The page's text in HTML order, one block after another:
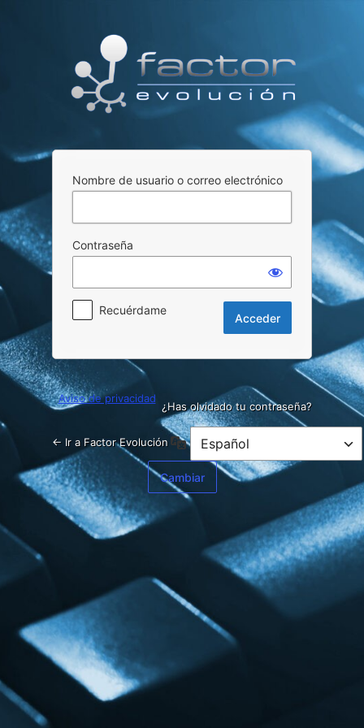
Nombre de usuario o correo electrónico
Contraseña
Recuérdame
¿Has olvidado tu contraseña?
← Ir a Factor Evolución
Aviso de privacidad
Idioma